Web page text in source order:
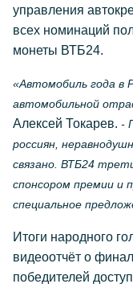
управления
всех номинаций
монеты ВТБ24.
«Автомобиль года в
автомобильной
Алексей Токарев. -
россиян,
связано. ВТБ24
спонсором премии и
специальное
Итоги народного
видеоотчёт о
победителей